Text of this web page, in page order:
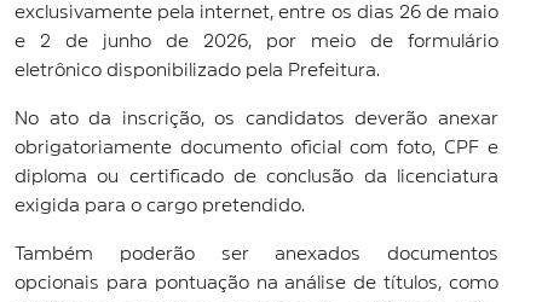
exclusivamente pela internet, entre os dias 26 de maio
e 2 de junho de 2026, por meio de formulário
eletrônico disponibilizado pela Prefeitura.
No ato da inscrição, os candidatos deverão anexar
obrigatoriamente documento oficial com foto, CPF e
diploma ou certificado de conclusão da licenciatura
exigida para o cargo pretendido.
Também poderão ser anexados documentos
opcionais para pontuação na análise de títulos, como